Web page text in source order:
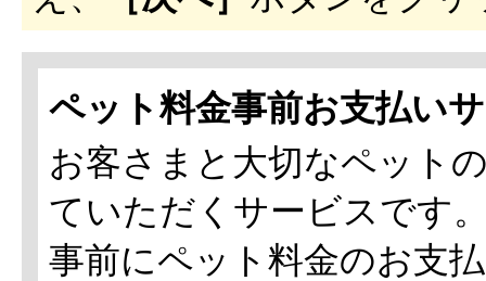
ペット料金事前お支払い
お客さまと大切なペット
ていただくサービスです
事前にペット料金のお支